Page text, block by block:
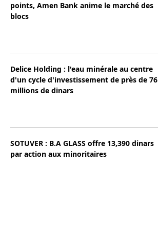
points, Amen Bank anime le marché des
blocs
Delice Holding : l'eau minérale au centre
d'un cycle d'investissement de près de 76
millions de dinars
SOTUVER : B.A GLASS offre 13,390 dinars
par action aux minoritaires